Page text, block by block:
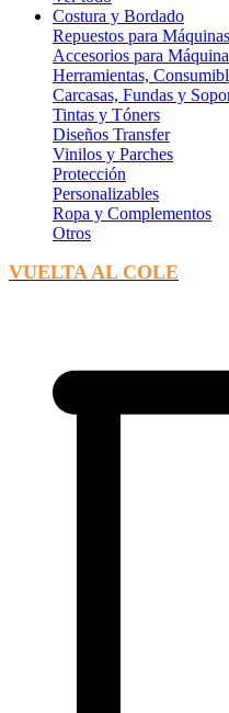
Costura y Bordado
Repuestos para
Accesorios para
Herramientas,
Carcasas, Fundas y
Tintas y Tóners
Diseños Transfer
Vinilos y Parches
Protección
Personalizables
Ropa y Complementos
Otros
VUELTA AL COLE